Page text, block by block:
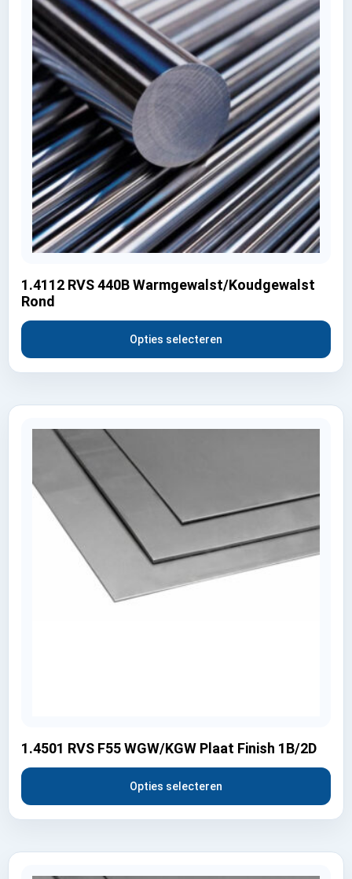
1.4112 RVS 440B Warmgewalst/Koudgewalst
Rond
Opties selecteren
1.4501 RVS F55 WGW/KGW Plaat Finish 1B/2D
Opties selecteren